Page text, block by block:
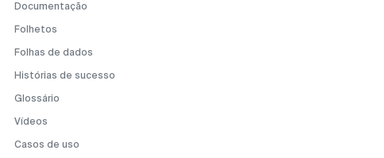
Documentação
Folhetos
Folhas de dados
Histórias de sucesso
Glossário
Vídeos
Casos de uso